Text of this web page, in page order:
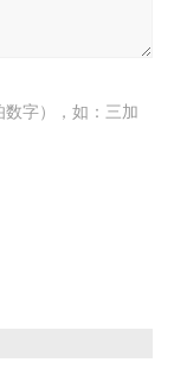
字），如：三加